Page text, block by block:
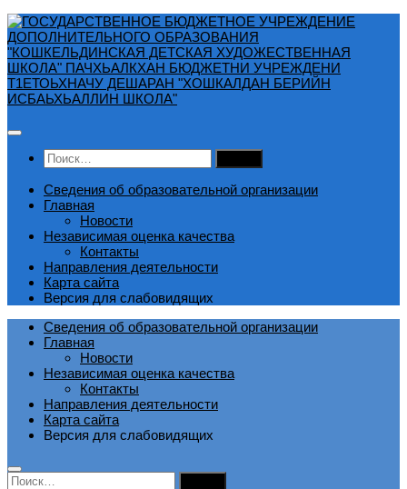
Перейти
к
содержимому
Найти:
Сведения об образовательной организации
Главная
Новости
Независимая оценка качества
Контакты
Направления деятельности
Карта сайта
Версия для слабовидящих
Сведения об образовательной организации
Главная
Новости
Независимая оценка качества
Контакты
Направления деятельности
Карта сайта
Версия для слабовидящих
Найти: